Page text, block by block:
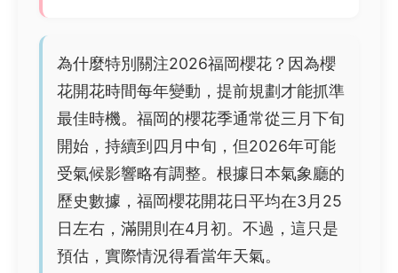
為什麼特別關注2026福岡櫻花？因為櫻
花開花時間每年變動，提前規劃才能抓準
最佳時機。福岡的櫻花季通常從三月下旬
開始，持續到四月中旬，但2026年可能
受氣候影響略有調整。根據日本氣象廳的
歷史數據，福岡櫻花開花日平均在3月25
日左右，滿開則在4月初。不過，這只是
預估，實際情況得看當年天氣。